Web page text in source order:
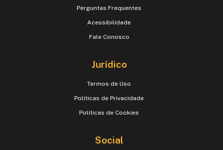
Perguntas Frequentes
Acessibilidade
Fale Conosco
Jurídico
Termos de Uso
Políticas de Privacidade
Políticas de Cookies
Social